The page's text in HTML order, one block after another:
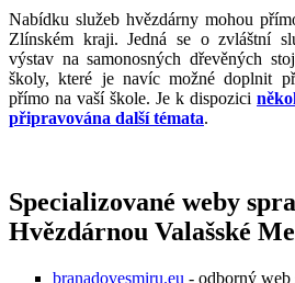
Nabídku služeb hvězdárny mohou
Zlínském kraji. Jedná se o zvláštní
výstav na samonosných dřevěných
školy, které je navíc možné doplnit
přímo na vaší škole. Je k dispozici
připravována další témata.
Specializované weby
Hvězdárnou Valašské
branadovesmiru.eu - odborný web